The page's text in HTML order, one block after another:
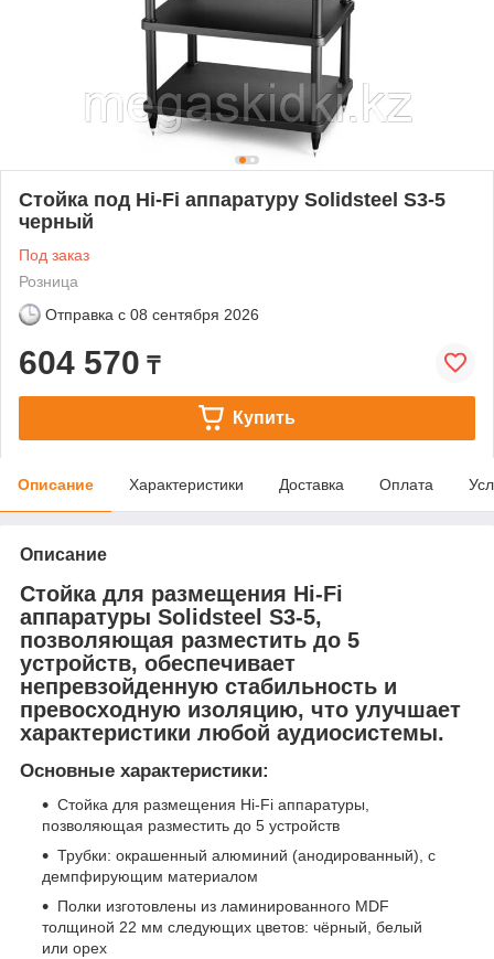
Стойка под Hi-Fi аппаратуру Solidsteel S3-5
черный
Под заказ
Розница
Отправка с 08 сентября 2026
604 570 ₸
Купить
Описание Характеристики Доставка Оплата
Описание
Стойка для размещения Hi-Fi
аппаратуры Solidsteel S3-5,
позволяющая разместить до 5
устройств, обеспечивает
непревзойденную стабильность и
превосходную изоляцию, что улучшает
характеристики любой аудиосистемы.
Основные характеристики:
Стойка для размещения Hi-Fi аппаратуры,
позволяющая разместить до 5 устройств
Трубки: окрашенный алюминий (анодированный), с
демпфирующим материалом
Полки изготовлены из ламинированного MDF
толщиной 22 мм следующих цветов: чёрный, белый
или орех